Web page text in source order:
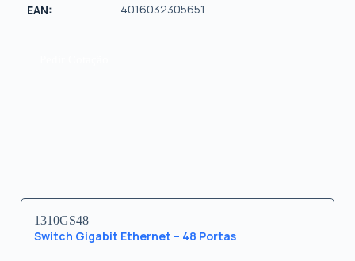
EAN: 4016032305651
1310GS48
Switch Gigabit Ethernet – 48 Portas